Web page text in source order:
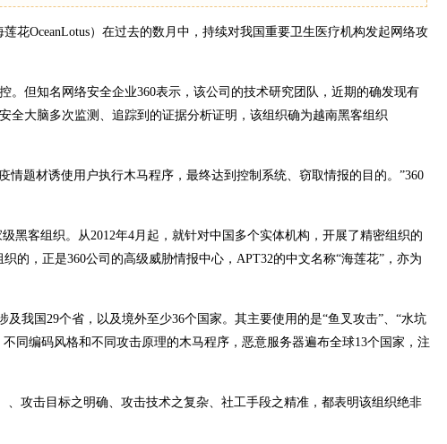
花OceanLotus）在过去的数月中，持续对我国重要卫生医疗机构发起网络攻
。但知名网络安全企业360表示，该公司的技术研究团队，近期的确发现有
全大脑多次监测、追踪到的证据分析证明，该组织确为越南黑客组织
题材诱使用户执行木马程序，最终达到控制系统、窃取情报的目的。”360
黑客组织。从2012年4月起，就针对中国多个实体机构，开展了精密组织的
的，正是360公司的高级威胁情报中心，APT32的中文名称“海莲花”，亦为
我国29个省，以及境外至少36个国家。其主要使用的是“鱼叉攻击”、“水坑
同编码风格和不同攻击原理的木马程序，恶意服务器遍布全球13个国家，注
、攻击目标之明确、攻击技术之复杂、社工手段之精准，都表明该组织绝非